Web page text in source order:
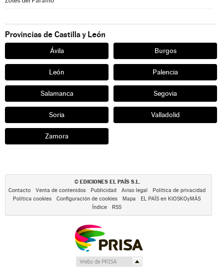
Provincias de Castilla y León
Ávila Burgos
León Palencia
Salamanca Segovia
Soria Valladolid
Zamora
© EDICIONES EL PAÍS S.L.
Contacto Venta de contenidos Publicidad Aviso legal
Política de privacidad
Política cookies
Configuración de cookies Mapa
EL PAÍS en KIOSKOyMÁS
Índice
RSS